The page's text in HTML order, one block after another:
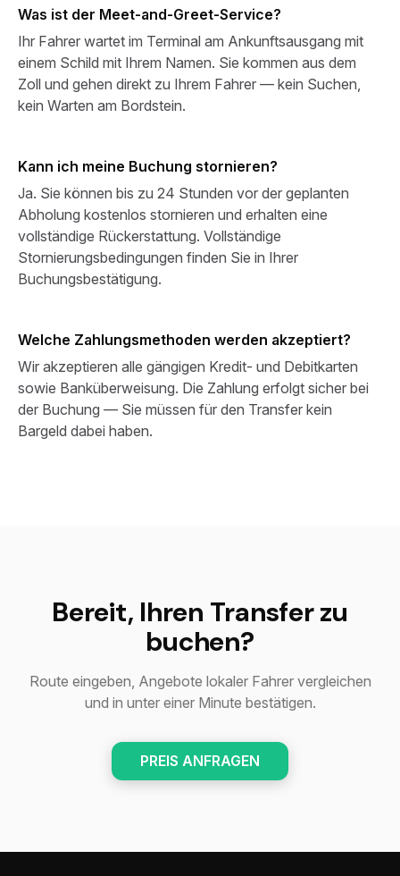
Was ist der Meet-and-Greet-Service?
Ihr Fahrer wartet im Terminal am Ankunftsausgang mit
einem Schild mit Ihrem Namen. Sie kommen aus dem
Zoll und gehen direkt zu Ihrem Fahrer — kein Suchen,
kein Warten am Bordstein.
Kann ich meine Buchung stornieren?
Ja. Sie können bis zu 24 Stunden vor der geplanten
Abholung kostenlos stornieren und erhalten eine
vollständige Rückerstattung. Vollständige
Stornierungsbedingungen finden Sie in Ihrer
Buchungsbestätigung.
Welche Zahlungsmethoden werden akzeptiert?
Wir akzeptieren alle gängigen Kredit- und Debitkarten
sowie Banküberweisung. Die Zahlung erfolgt sicher bei
der Buchung — Sie müssen für den Transfer kein
Bargeld dabei haben.
Bereit, Ihren Transfer zu
buchen?
Route eingeben, Angebote lokaler Fahrer vergleichen
und in unter einer Minute bestätigen.
PREIS ANFRAGEN